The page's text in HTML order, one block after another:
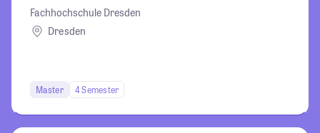
Fachhochschule Dresden
Dresden
Master 4 Semester